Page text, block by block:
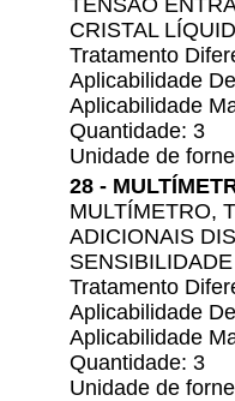
TENSÃO
CRISTAL
Tratamento
Aplicabilidade
Aplicabilidade
Quantidade: 3
Unidade de
28 -
MULTÍMETRO,
ADICIONAIS
Tratamento
Aplicabilidade
Aplicabilidade
Quantidade: 3
Unidade de